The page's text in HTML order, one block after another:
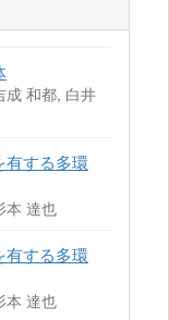
成 和都, 白井
する多環
本 達也
する多環
本 達也